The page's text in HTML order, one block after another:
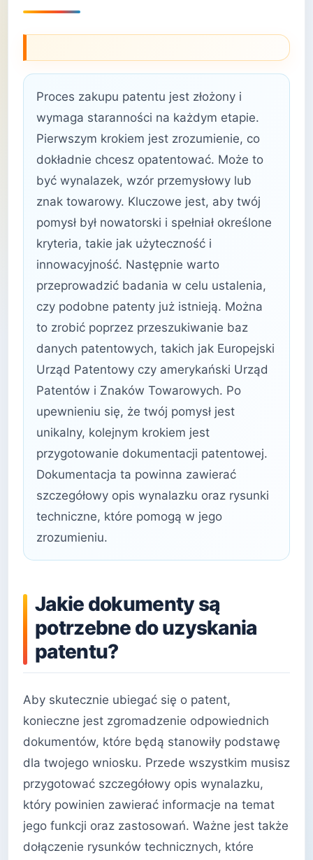
Proces zakupu patentu jest złożony i
wymaga staranności na każdym etapie.
Pierwszym krokiem jest zrozumienie, co
dokładnie chcesz opatentować. Może to
być wynalazek, wzór przemysłowy lub
znak towarowy. Kluczowe jest, aby twój
pomysł był nowatorski i spełniał określone
kryteria, takie jak użyteczność i
innowacyjność. Następnie warto
przeprowadzić badania w celu ustalenia,
czy podobne patenty już istnieją. Można
to zrobić poprzez przeszukiwanie baz
danych patentowych, takich jak Europejski
Urząd Patentowy czy amerykański Urząd
Patentów i Znaków Towarowych. Po
upewnieniu się, że twój pomysł jest
unikalny, kolejnym krokiem jest
przygotowanie dokumentacji patentowej.
Dokumentacja ta powinna zawierać
szczegółowy opis wynalazku oraz rysunki
techniczne, które pomogą w jego
zrozumieniu.
Jakie dokumenty są
potrzebne do uzyskania
patentu?
Aby skutecznie ubiegać się o patent,
konieczne jest zgromadzenie odpowiednich
dokumentów, które będą stanowiły podstawę
dla twojego wniosku. Przede wszystkim musisz
przygotować szczegółowy opis wynalazku,
który powinien zawierać informacje na temat
jego funkcji oraz zastosowań. Ważne jest także
dołączenie rysunków technicznych, które